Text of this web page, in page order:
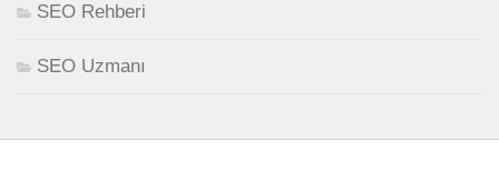
SEO Rehberi
SEO Uzmanı